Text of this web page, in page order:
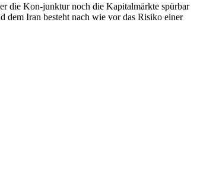
die Kon-junktur noch die Kapitalmärkte spürbar
Iran besteht nach wie vor das Risiko einer